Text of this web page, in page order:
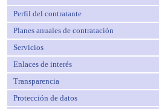
Perfil del contratante
Planes anuales de contratación
Servicios
Enlaces de interés
Transparencia
Protección de datos